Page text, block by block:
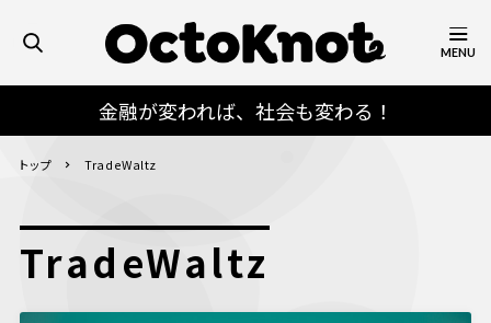
金融が変われば、社会も変わる！
MENU
トップ TradeWaltz
TradeWaltz